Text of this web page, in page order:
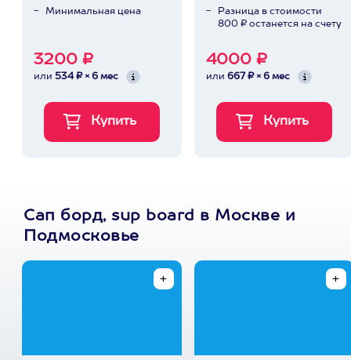
Минимальная цена
3200 ₽
или 534 ₽ × 6 мес
Разница в стоимости
800 ₽ останется на счету
4000 ₽
или 667 ₽ × 6 мес
Сап борд, sup board в Москве и
Подмосковье